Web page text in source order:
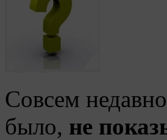
Совсем
было, не